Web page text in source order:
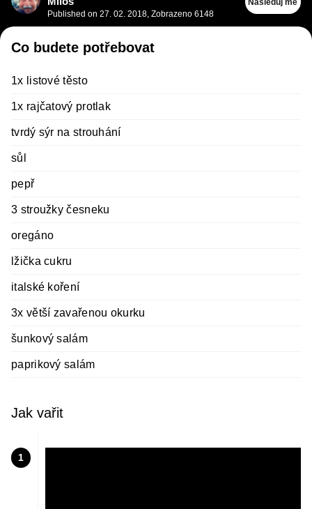
Published on 27. 02. 2018, Zobrazeno 6148
Následuj mě
Co budete potřebovat
1x listové těsto
1x rajčatový protlak
tvrdý sýr na strouhání
sůl
pepř
3 stroužky česneku
oregáno
lžička cukru
italské koření
3x větší zavařenou okurku
šunkový salám
paprikový salám
Jak vařit
1